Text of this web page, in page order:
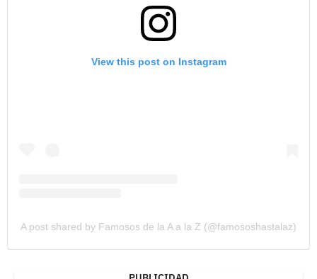
View this post on Instagram
A post shared by Famosos de la A a la Z (@famososhastalaz)